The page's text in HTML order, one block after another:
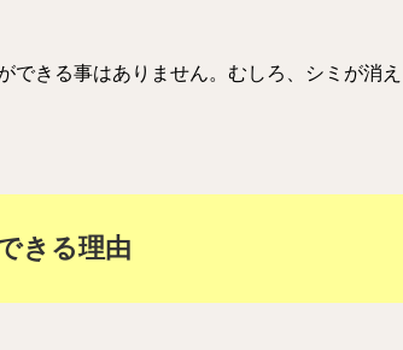
できる事はありません。むしろ、シミが消え
きる理由